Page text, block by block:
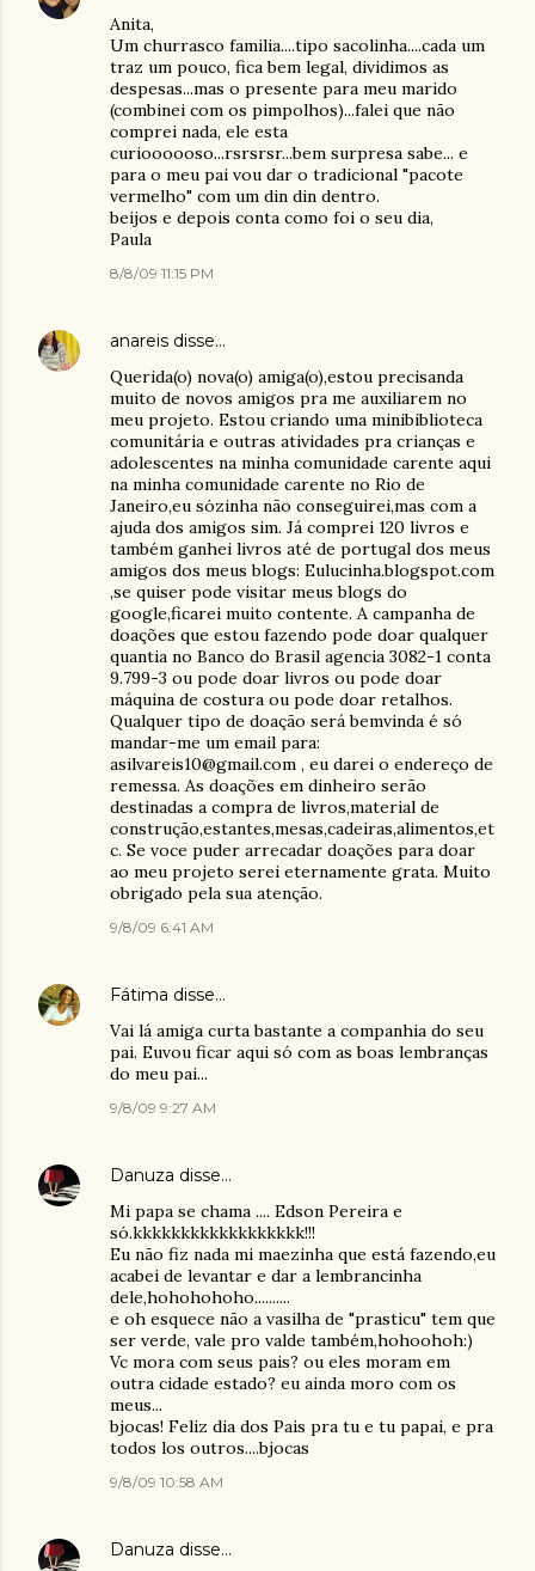
Anita,
Um churrasco familia....tipo sacolinha....cada um
traz um pouco, fica bem legal, dividimos as
despesas...mas o presente para meu marido
(combinei com os pimpolhos)...falei que não
comprei nada, ele esta
curioooooso...rsrsrsr...bem surpresa sabe... e
para o meu pai vou dar o tradicional "pacote
vermelho" com um din din dentro.
beijos e depois conta como foi o seu dia,
Paula
8/8/09 11:15 PM
anareis disse…
Querida(o) nova(o) amiga(o),estou precisanda
muito de novos amigos pra me auxiliarem no
meu projeto. Estou criando uma minibiblioteca
comunitária e outras atividades pra crianças e
adolescentes na minha comunidade carente aqui
na minha comunidade carente no Rio de
Janeiro,eu sózinha não conseguirei,mas com a
ajuda dos amigos sim. Já comprei 120 livros e
também ganhei livros até de portugal dos meus
amigos dos meus blogs: Eulucinha.blogspot.com
,se quiser pode visitar meus blogs do
google,ficarei muito contente. A campanha de
doações que estou fazendo pode doar qualquer
quantia no Banco do Brasil agencia 3082-1 conta
9.799-3 ou pode doar livros ou pode doar
máquina de costura ou pode doar retalhos.
Qualquer tipo de doação será bemvinda é só
mandar-me um email para:
asilvareis10@gmail.com , eu darei o endereço de
remessa. As doações em dinheiro serão
destinadas a compra de livros,material de
construção,estantes,mesas,cadeiras,alimentos,et
c. Se voce puder arrecadar doações para doar
ao meu projeto serei eternamente grata. Muito
obrigado pela sua atenção.
9/8/09 6:41 AM
Fátima disse…
Vai lá amiga curta bastante a companhia do seu
pai. Euvou ficar aqui só com as boas lembranças
do meu pai...
9/8/09 9:27 AM
Danuza disse…
Mi papa se chama .... Edson Pereira e
só.kkkkkkkkkkkkkkkkkk!!!
Eu não fiz nada mi maezinha que está fazendo,eu
acabei de levantar e dar a lembrancinha
dele,hohohohoho..........
e oh esquece não a vasilha de "prasticu" tem que
ser verde, vale pro valde também,hohoohoh:)
Vc mora com seus pais? ou eles moram em
outra cidade estado? eu ainda moro com os
meus...
bjocas! Feliz dia dos Pais pra tu e tu papai, e pra
todos los outros....bjocas
9/8/09 10:58 AM
Danuza disse…